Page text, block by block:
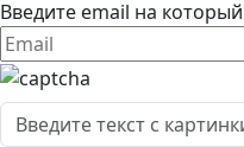
Введите email на